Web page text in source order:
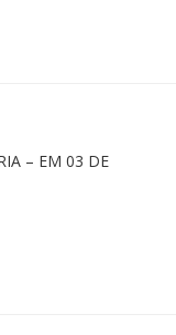
– EM 03 DE